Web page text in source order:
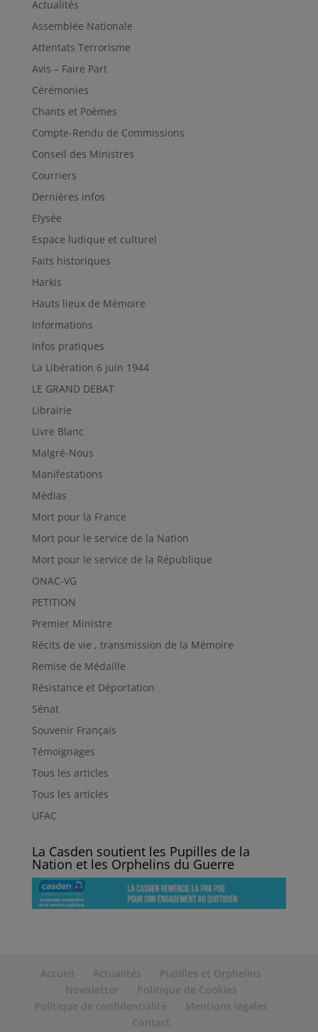
Actualités
Assemblée Nationale
Attentats Terrorisme
Avis – Faire Part
Cérémonies
Chants et Poèmes
Compte-Rendu de Commissions
Conseil des Ministres
Courriers
Dernières infos
Elysée
Espace ludique et culturel
Faits historiques
Harkis
Hauts lieux de Mémoire
Informations
Infos pratiques
La Libération 6 juin 1944
LE GRAND DEBAT
Librairie
Livre Blanc
Malgré-Nous
Manifestations
Médias
Mort pour la France
Mort pour le service de la Nation
Mort pour le service de la République
ONAC-VG
PETITION
Premier Ministre
Récits de vie , transmission de la Mémoire
Remise de Médaille
Résistance et Déportation
Sénat
Souvenir Français
Témoignages
Tous les articles
Tous les articles
UFAC
La Casden soutient les Pupilles de la
Nation et les Orphelins du Guerre
Accueil Actualités
Pupilles et Orphelins
Newsletter
Politique de Cookies
Politique de confidentialité
Mentions légales
Contact